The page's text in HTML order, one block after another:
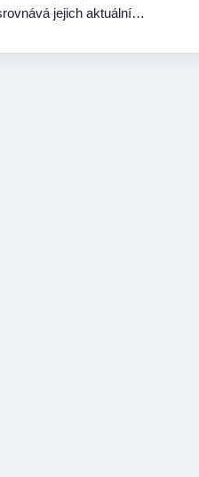
jejich aktuální…